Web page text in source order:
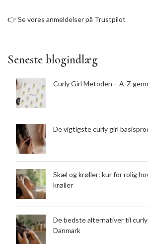
👉Se vores anmeldelser på Trustpilot
Seneste blogindlæg
Curly Girl Metoden – A-Z
De vigtigste curly girl
Skæl og krøller: kur for rolig
krøller
De bedste alternativer til
Danmark